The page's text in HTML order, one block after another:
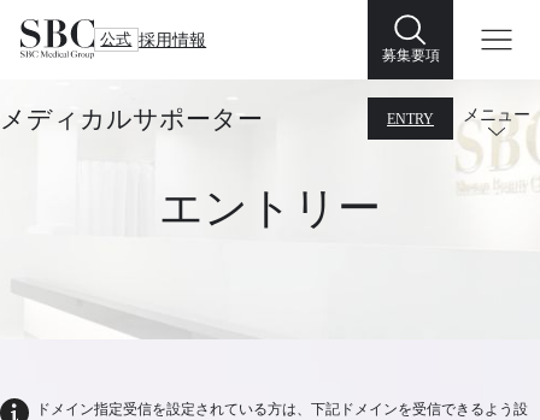
公式 採用情報
募集要項
メディカルサポーター ENTRY メニュー
エントリー
ドメイン指定受信を設定されている方は、下記ドメインを受信できるよう設